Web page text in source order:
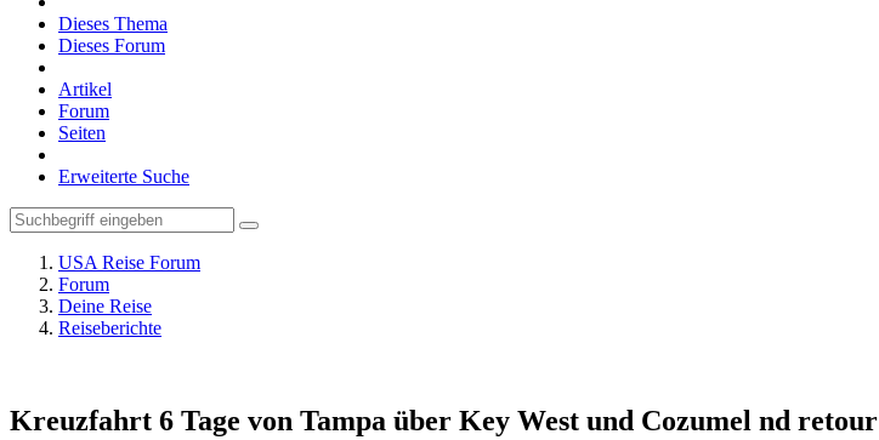
Dieses Thema
Dieses Forum
Artikel
Forum
Seiten
Erweiterte Suche
USA Reise Forum
Forum
Deine Reise
Reiseberichte
Kreuzfahrt 6 Tage von Tampa über Key West und Cozumel nd retour